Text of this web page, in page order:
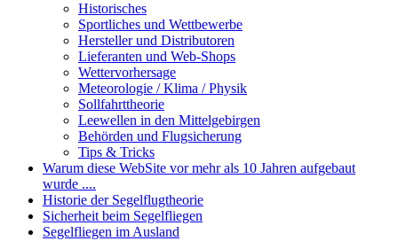
Historisches
Sportliches und Wettbewerbe
Hersteller und Distributoren
Lieferanten und Web-Shops
Wettervorhersage
Meteorologie / Klima / Physik
Sollfahrttheorie
Leewellen in den Mittelgebirgen
Behörden und Flugsicherung
Tips & Tricks
Warum diese WebSite vor mehr als 10 Jahren aufgebaut
wurde ....
Historie der Segelflugtheorie
Sicherheit beim Segelfliegen
Segelfliegen im Ausland